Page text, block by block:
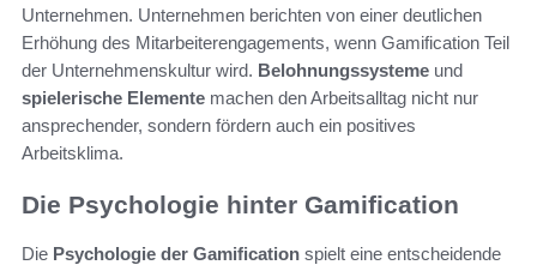
Unternehmen. Unternehmen berichten von einer deutlichen
Erhöhung des Mitarbeiterengagements, wenn Gamification Teil
der Unternehmenskultur wird. Belohnungssysteme und
spielerische Elemente machen den Arbeitsalltag nicht nur
ansprechender, sondern fördern auch ein positives
Arbeitsklima.
Die Psychologie hinter Gamification
Die Psychologie der Gamification spielt eine entscheidende